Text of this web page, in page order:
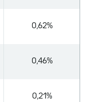
0,62%
0,46%
0,21%